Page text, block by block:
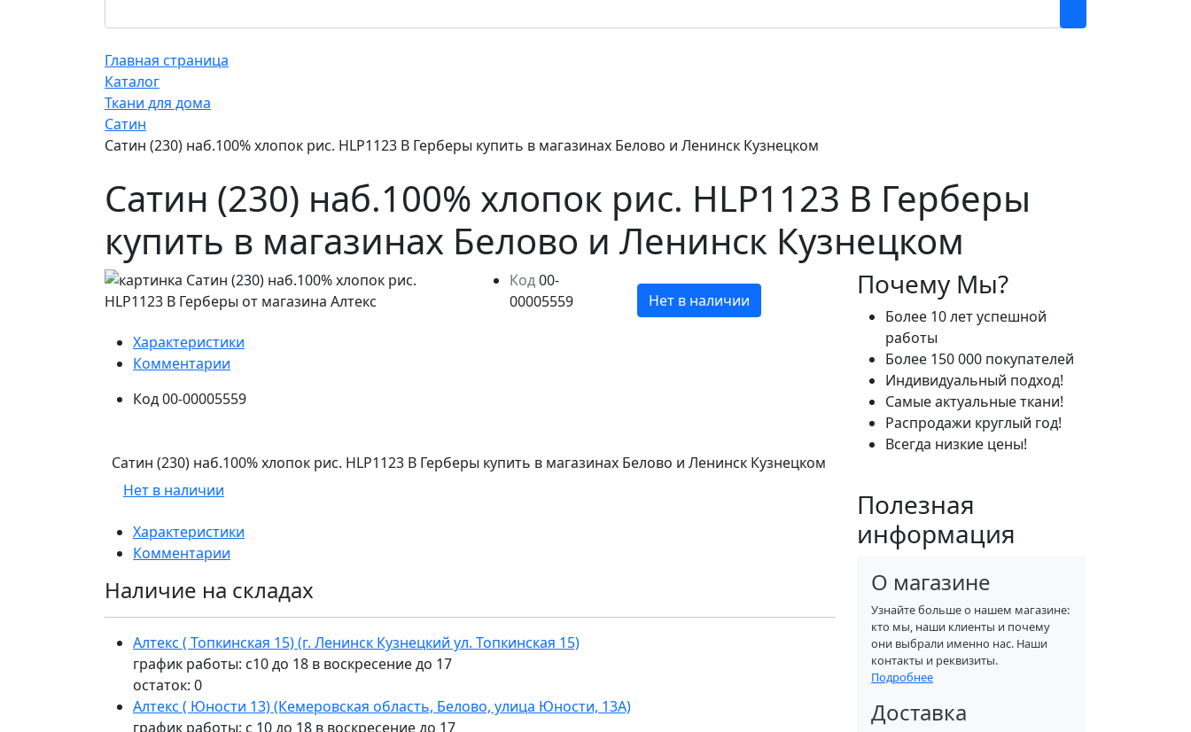
Главная страница
Каталог
Ткани для дома
Сатин
Сатин (230) наб.100% хлопок рис. HLP1123 В Герберы купить в магазинах Белово и Ленинск Кузнецком
Сатин (230) наб.100% хлопок рис. HLP1123 В Герберы
купить в магазинах Белово и Ленинск Кузнецком
Код 00-
00005559
Нет в наличии
Характеристики
Комментарии
Код00-00005559
Сатин (230) наб.100% хлопок рис. HLP1123 В Герберы купить в магазинах Белово и Ленинск Кузнецком
Нет в наличии
Характеристики
Комментарии
Наличие на складах
Алтекс ( Топкинская 15) (г. Ленинск Кузнецкий ул. Топкинская 15)
график работы: с10 до 18 в воскресение до 17
остаток: 0
Алтекс ( Юности 13) (Кемеровская область, Белово, улица Юности, 13А)
график работы: с 10 до 18 в воскресение до 17
Почему Мы?
Более 10 лет успешной
работы
Более 150 000 покупателей
Индивидуальный подход!
Самые актуальные ткани!
Распродажи круглый год!
Всегда низкие цены!
Полезная
информация
О магазине
Узнайте больше о нашем магазине:
кто мы, наши клиенты и почему
они выбрали именно нас. Наши
контакты и реквизиты.
Подробнее
Доставка